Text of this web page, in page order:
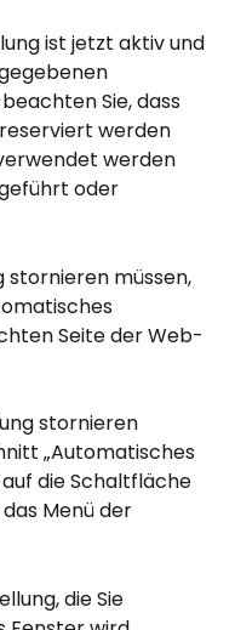
ist jetzt aktiv und
Sie, dass
werden
werden
oder
stornieren müssen,
Seite der Web-
stornieren
„Automatisches
die Schaltfläche
Menü der
die Sie